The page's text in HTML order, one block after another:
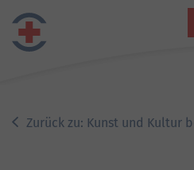
Zurück zu: Kunst und Kultur